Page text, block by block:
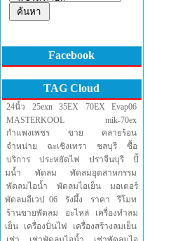
Facebook
TAG Cloud
24นิ้ว 25exn 35EX 70EX
Evap06
MASTERKOOL
mik-70ex
กำแพงเพชร
ขาย
คลายร้อน
จำหน่าย
ฉะเชิงเทรา ชลบุรี
ซื้อ
บริการ
ประหยัดไฟ ปราจีนบุรี
ปั้
มน้ำ
พัดลม
พัดลมอุตสาหกรรม
พัดลมไอน้ำ
พัดลมไอเย็น
มอเตอร์
พัดลมอีเวป 06
รังผึ้ง ราคา
รีโมท
ร้านขายพัดลม
อะไหล่
เครื่องทำลม
เย็น
เครื่องปั่นไฟ
เครื่องสร้างลมเย็น